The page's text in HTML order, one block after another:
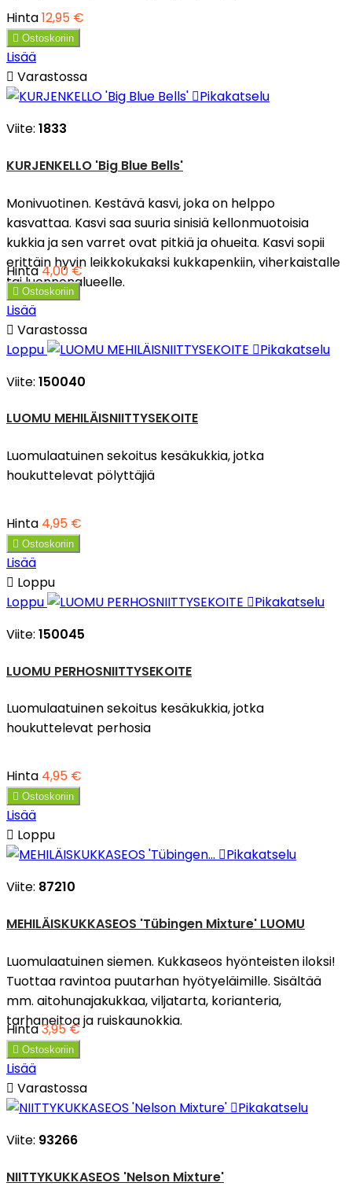
Hinta12,95 €
 Ostoskoriin
Lisää
 Varastossa
Pikakatselu
Viite: 1833
KURJENKELLO 'Big Blue Bells'
Monivuotinen. Kestävä kasvi, joka on helppo
kasvattaa. Kasvi saa suuria sinisiä kellonmuotoisia
kukkia ja sen varret ovat pitkiä ja ohueita. Kasvi sopii
erittäin hyvin leikkokukaksi kukkapenkiin, viherkaistalle
tai luonnonalueelle.
Hinta4,00 €
 Ostoskoriin
Lisää
 Varastossa
Loppu
Pikakatselu
Viite: 150040
LUOMU MEHILÄISNIITTYSEKOITE
Luomulaatuinen sekoitus kesäkukkia, jotka
houkuttelevat pölyttäjiä
Hinta 4,95 €
 Ostoskoriin
Lisää
 Loppu
Loppu
Pikakatselu
Viite: 150045
LUOMU PERHOSNIITTYSEKOITE
Luomulaatuinen sekoitus kesäkukkia, jotka
houkuttelevat perhosia
Hinta 4,95 €
 Ostoskoriin
Lisää
 Loppu
Pikakatselu
Viite: 87210
MEHILÄISKUKKASEOS 'Tübingen Mixture' LUOMU
Luomulaatuinen siemen. Kukkaseos hyönteisten iloksi!
Tuottaa ravintoa puutarhan hyötyeläimille. Sisältää
mm. aitohunajakukkaa, viljatarta, korianteria,
tarhaneitoa ja ruiskaunokkia.
Hinta3,95 €
 Ostoskoriin
Lisää
 Varastossa
Pikakatselu
Viite: 93266
NIITTYKUKKASEOS 'Nelson Mixture'